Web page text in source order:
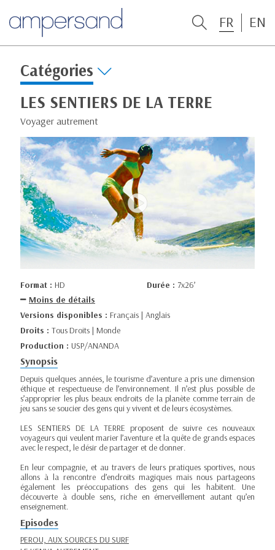
FR EN
Catégories
LES SENTIERS DE LA TERRE
Voyager autrement
Format : HD Durée : 7x26’
Moins de détails
Versions disponibles : Français | Anglais
Droits : Tous Droits | Monde
Production : USP/ANANDA
Synopsis
Depuis quelques années, le tourisme d’aventure a pris une dimension
éthique et respectueuse de l’environnement. Il n’est plus possible de
s’approprier les plus beaux endroits de la planète comme terrain de
jeu sans se soucier des gens qui y vivent et de leurs écosystèmes.
LES SENTIERS DE LA TERRE proposent de suivre ces nouveaux
voyageurs qui veulent marier l’aventure et la quête de grands espaces
avec le respect, le désir de partager et de donner.
En leur compagnie, et au travers de leurs pratiques sportives, nous
allons à la rencontre d’endroits magiques mais nous partageons
également les préoccupations des gens qui les habitent. Une
découverte à double sens, riche en émerveillement autant qu’en
enseignement.
Episodes
PEROU, AUX SOURCES DU SURF